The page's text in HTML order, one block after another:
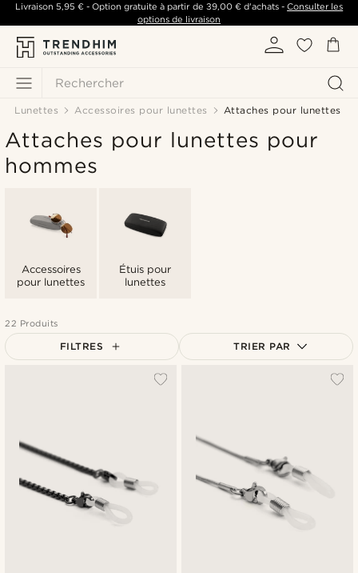
Rechercher
Livraison 5,95 €- Option gratuite à partir de 39,00 €d'achats -Consulter les
options de livraison
Lunettes Accessoires pour lunettes Attaches pour lunettes
Attaches pour lunettes pour
hommes
Accessoires
pour lunettes
Étuis pour
lunettes
22 Produits
FILTRES TRIER PAR
Prix décroissant